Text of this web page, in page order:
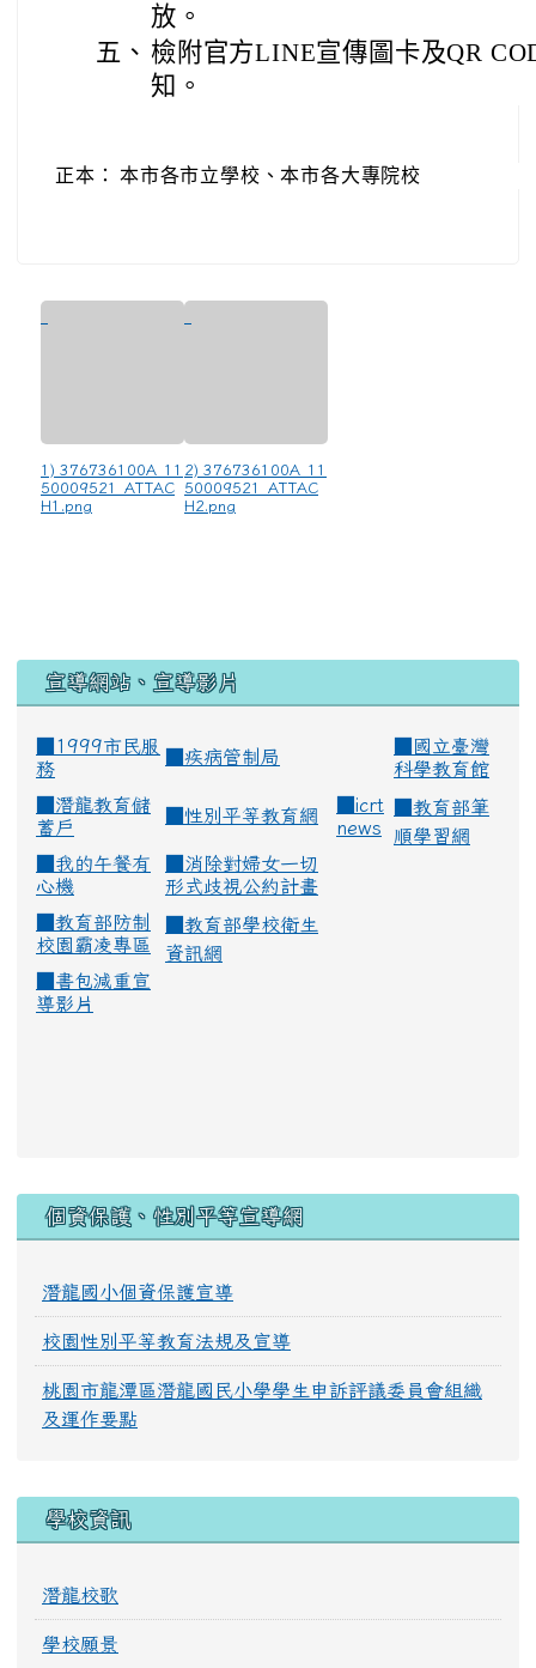
放。
五、 檢附官方LINE宣傳圖卡及QR
知。
正本： 本市各市立學校、本市各大專院校
1) 376736100A_11
50009521_ATTAC
H1.png
2) 376736100A_11
50009521_ATTAC
H2.png
宣導網站、宣導影片
■1999市民服
務
疾病管制局
國立臺灣
科學教育館
潛龍教育儲
蓄戶
性別平等教育網
icrt
news
教育部筆
順學習網
我的午餐有
心機
消除對婦女一切
形式歧視公約計畫
教育部防制
校園霸凌專區
教育部學校衛生
資訊網
書包減重宣
導影片
個資保護、性別平等宣導網
潛龍國小個資保護宣導
校園性別平等教育法規及宣導
桃園市龍潭區潛龍國民小學學生申訴評議委員會組織
及運作要點
學校資訊
潛龍校歌
學校願景